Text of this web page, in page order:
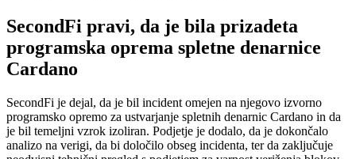
SecondFi pravi, da je bila prizadeta
programska oprema spletne denarnice
Cardano
SecondFi je dejal, da je bil incident omejen na njegovo izvorno
programsko opremo za ustvarjanje spletnih denarnic Cardano in da
je bil temeljni vzrok izoliran. Podjetje je dodalo, da je dokončalo
analizo na verigi, da bi določilo obseg incidenta, ter da zaključuje